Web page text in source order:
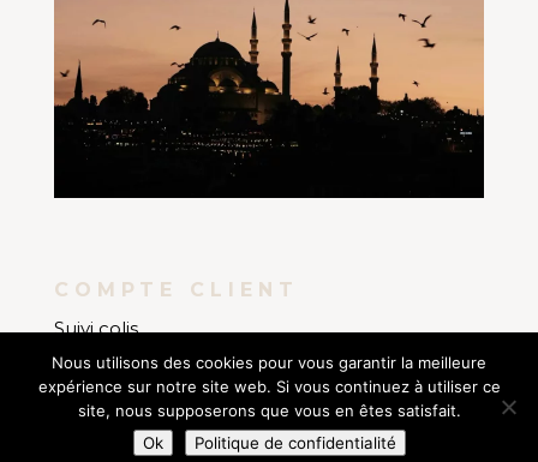
COMPTE CLIENT
Suivi colis
Mon compte
Mes commandes
AMANIA BOUTIQUECOPYRIGHT © 2021. SITE
RÉALISÉ PAR
AGENCE MES DOUCES CRÉATIONS
Nous utilisons des cookies pour vous garantir la meilleure
expérience sur notre site web. Si vous continuez à utiliser ce
site, nous supposerons que vous en êtes satisfait.
Ok
Politique de confidentialité